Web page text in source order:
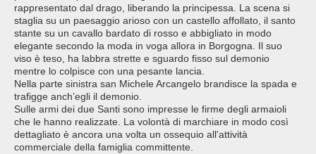
rappresentato dal drago, liberando la principessa. La scena si
staglia su un paesaggio arioso con un castello affollato, il santo
stante su un cavallo bardato di rosso e abbigliato in modo
elegante secondo la moda in voga allora in Borgogna. Il suo
viso è teso, ha labbra strette e sguardo fisso sul demonio
mentre lo colpisce con una pesante lancia.
Nella parte sinistra san Michele Arcangelo brandisce la spada e
trafigge anch’egli il demonio.
Sulle armi dei due Santi sono impresse le firme degli armaioli
che le hanno realizzate. La volontà di marchiare in modo così
dettagliato è ancora una volta un ossequio all'attività
commerciale della famiglia committente.